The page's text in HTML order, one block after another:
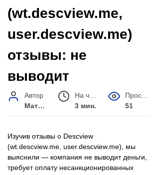
(wt.descview.me,
user.descview.me)
отзывы: не
выводит
Автор
Матвей Иванов
3 мин.
51
Изучив отзывы о Descview
(wt.descview.me, user.descview.me), мы
выяснили — компания не выводит деньги,
требует оплату несанкционированных